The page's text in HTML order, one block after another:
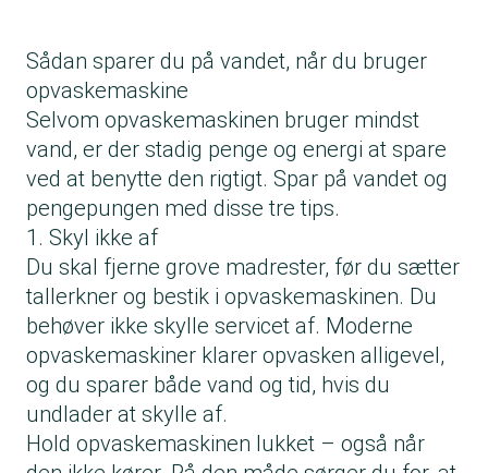
Sådan sparer du på vandet, når du bruger
opvaskemaskine
Selvom opvaskemaskinen bruger mindst
vand, er der stadig penge og energi at spare
ved at benytte den rigtigt. Spar på vandet og
pengepungen med disse tre tips.
1. Skyl ikke af
Du skal fjerne grove madrester, før du sætter
tallerkner og bestik i opvaskemaskinen. Du
behøver ikke skylle servicet af. Moderne
opvaskemaskiner klarer opvasken alligevel,
og du sparer både vand og tid, hvis du
undlader at skylle af.
Hold opvaskemaskinen lukket – også når